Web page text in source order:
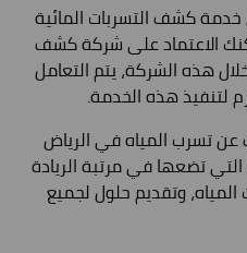
كشف التسربات المائية
الاعتماد على شركة كشف
هذه الشركة، يتم التعامل
لتنفيذ هذه الخدمة.
تسرب المياه في الرياض
التي تضعها في مرتبة الريادة
وتقديم حلول لجميع